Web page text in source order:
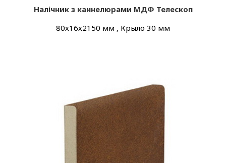
Налічник з каннелюрами МДФ Телескоп
80х16х2150 мм , Крыло 30 мм